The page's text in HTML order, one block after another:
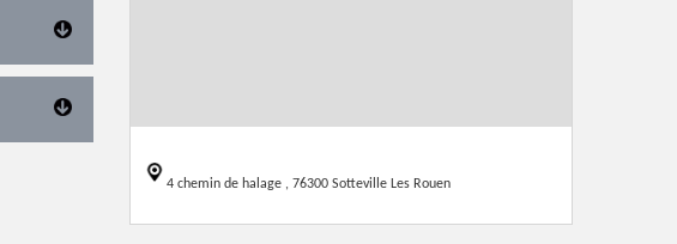
4 chemin de halage , 76300 Sotteville Les Rouen